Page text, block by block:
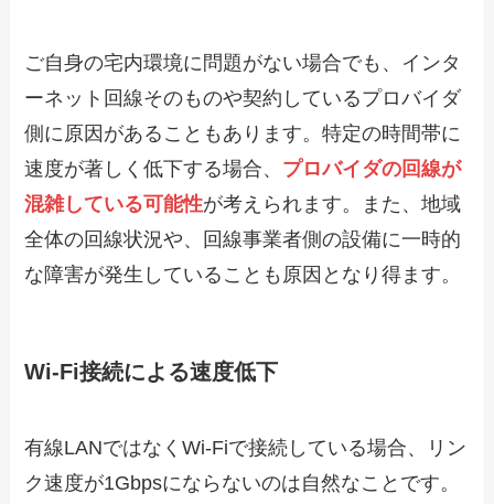
ご自身の宅内環境に問題がない場合でも、インタ
ーネット回線そのものや契約しているプロバイダ
側に原因があることもあります。特定の時間帯に
速度が著しく低下する場合、 プロバイダの回線が
混雑している可能性が考えられます。また、地域
全体の回線状況や、回線事業者側の設備に一時的
な障害が発生していることも原因となり得ます。
Wi-Fi接続による速度低下
有線LANではなくWi-Fiで接続している場合、リン
ク速度が1Gbpsにならないのは自然なことです。